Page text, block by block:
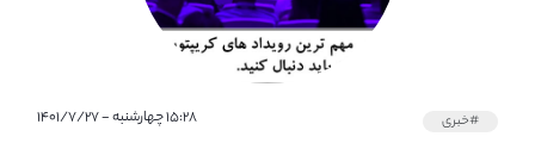
#خبری ۱۵:۲۸ چهارشنبه - ۱۴۰۱/۷/۲۷